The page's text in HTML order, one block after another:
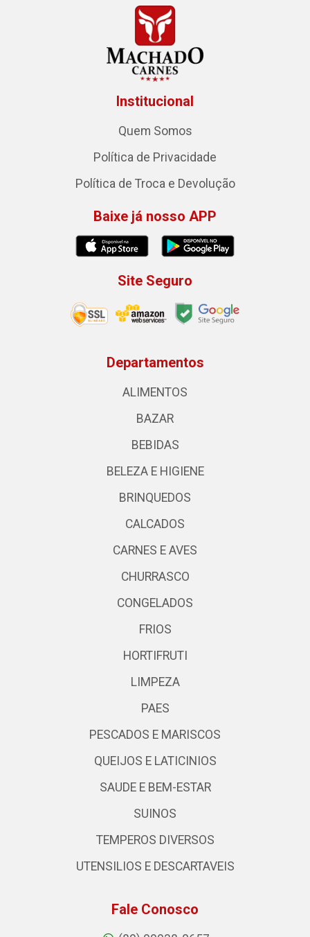
Institucional
Quem Somos
Política de Privacidade
Política de Troca e Devolução
Baixe já nosso APP
Site Seguro
Departamentos
ALIMENTOS
BAZAR
BEBIDAS
BELEZA E HIGIENE
BRINQUEDOS
CALCADOS
CARNES E AVES
CHURRASCO
CONGELADOS
FRIOS
HORTIFRUTI
LIMPEZA
PAES
PESCADOS E MARISCOS
QUEIJOS E LATICINIOS
SAUDE E BEM-ESTAR
SUINOS
TEMPEROS DIVERSOS
UTENSILIOS E DESCARTAVEIS
Fale Conosco